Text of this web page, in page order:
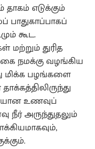
எடுக்கும்
பாதுகாப்பாகப்
கூட.
துரித
நமக்கு வழங்கிய
மிக்க பழங்களை
உணவுப்
நீர் அருந்துதலும்